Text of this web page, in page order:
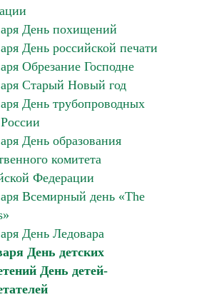
День похищений
День российской печати
Обрезание Господне
Старый Новый год
День трубопроводных
День образования
комитета
Федерации
Всемирный день «The
День Ледовара
День детских
День детей-